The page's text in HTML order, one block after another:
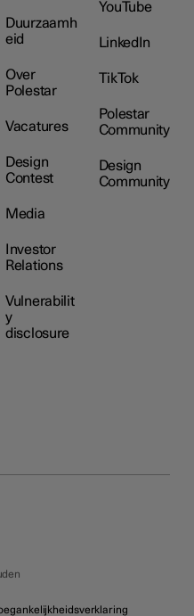
Duurzaamh
eid
Over
Polestar
Vacatures
Design
Contest
Media
Investor
Relations
Vulnerabilit
y
disclosure
YouTube
LinkedIn
TikTok
Polestar
Community
Design
Community